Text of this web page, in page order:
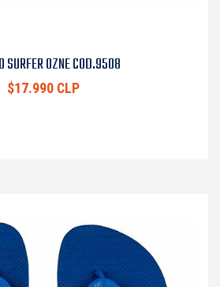
SURFER OZNE COD.9508
$17.990 CLP